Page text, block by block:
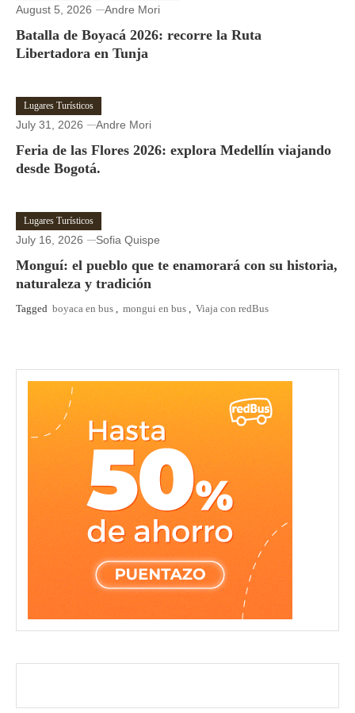
August 5, 2026 Andre Mori
Batalla de Boyacá 2026: recorre la Ruta
Libertadora en Tunja
Lugares Turísticos
July 31, 2026 Andre Mori
Feria de las Flores 2026: explora Medellín viajando
desde Bogotá.
Lugares Turísticos
July 16, 2026 Sofia Quispe
Monguí: el pueblo que te enamorará con su historia,
naturaleza y tradición
Tagged boyaca en bus , mongui en bus , Viaja con redBus